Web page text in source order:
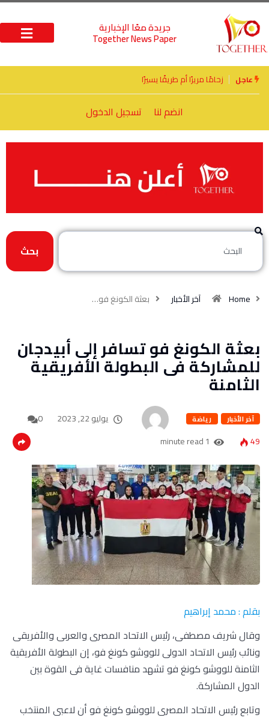
جريدة معًا الإخبارية
Together News Paper
عاجل الأخوة الأعداء وحتمًا لابد من لقاء
انضم لنا تسجيل الدخول
بحث
Home آخر الأخبار بعثة الكونغ فو…
بعثة الكونغ فو تسافر إلى أبيدجان
للمشاركة فى البطولة الأفريقية
الثامنة
آخر الأخبار رياضة يوليو 22, 2023
0
49
1 minute read
بقلم : محمد إبراهيم
وقال شريف مصطفى، رئيس الاتحاد المصرى والعربى والأفريقى
ونائب رئيس الاتحاد الدولى للووشو كونغ فو، إن البطولة الأفريقية
الثامنة للووشو كونغ فو تشهد منافسات غاية فى القوة بين
الدول المشاركة.
وتابع رئيس الاتحاد المصرى للووشو كونغ فو أن لاعبى المنتخب